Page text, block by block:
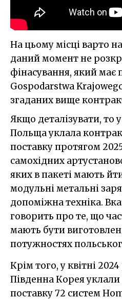
На цьому місці варто
даний момент не
фінасування, який має
Gospodarstwa
згаданих вище
Якщо деталізувати, то
Польща уклала
поставку протягом
самохідних
яких в пакеті мають
модульні метальні
допоміжна техніка.
говорить про те, що
мають бути
потужностях
Крім того, у квітні
Південна Корея
поставку 72 систем